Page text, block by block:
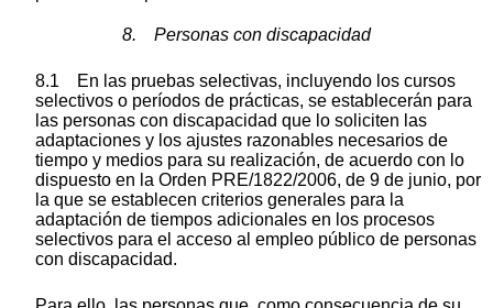
8. Personas con discapacidad
8.1 En las pruebas selectivas, incluyendo los cursos
selectivos o períodos de prácticas, se establecerán para
las personas con discapacidad que lo soliciten las
adaptaciones y los ajustes razonables necesarios de
tiempo y medios para su realización, de acuerdo con lo
dispuesto en la Orden PRE/1822/2006, de 9 de junio, por
la que se establecen criterios generales para la
adaptación de tiempos adicionales en los procesos
selectivos para el acceso al empleo público de personas
con discapacidad.